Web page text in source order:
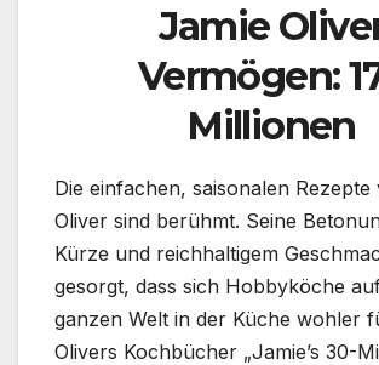
Jamie
Vermögen:
Millionen
Die einfachen, saisonalen Rezepte
Oliver sind berühmt. Seine
Kürze und reichhaltigem
gesorgt, dass sich Hobbyköche
ganzen Welt in der Küche wohler
Olivers Kochbücher „Jamie’s 30-